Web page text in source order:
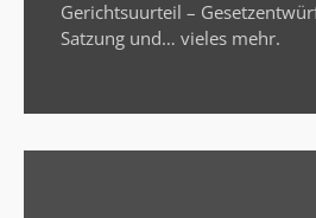
Gerichtsuurteil –
Satzung und… vieles mehr.